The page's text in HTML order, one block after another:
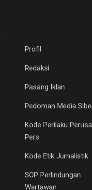
Profil
Redaksi
Pasang Iklan
Pedoman Media
Kode Perilaku
Pers
Kode Etik Jurnalistik
SOP Perlindungan
Wartawan